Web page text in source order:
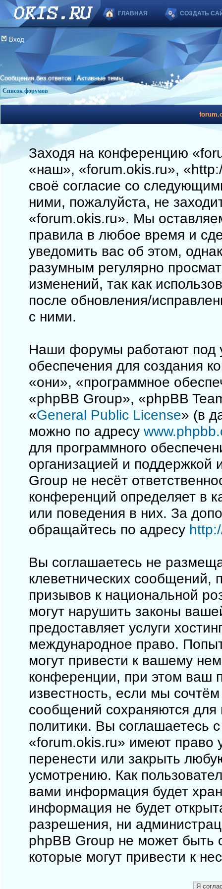
ГЛАВНАЯ СОЗДАТЬ
Вход
Сообщения без ответов |Активные темы
Список форумов
Заходя на конференцию
«наш», «forum.okis.ru»,
своё согласие со
ними, пожалуйста, не
«forum.okis.ru». Мы
правила в любое время и
уведомить вас об этом,
разумным регулярно
изменений, так как
после обновления/
с ними.
Наши форумы работают под
обеспечения для создания
«они», «программное
«phpBB Group», «phpBB
«General Public License» (в
можно по адресу
для программного
организацией и поддержкой
Group не несёт
конференций определяет в
или поведения в них. За
обращайтесь по адресу
Вы соглашаетесь не
клеветнических сообщений,
призывов к национальной
могут нарушить законы
предоставляет услуги
международное право.
могут привести к вашему
конференции, при этом ваш
известность, если мы
сообщений сохраняются для
политики. Вы соглашаетесь
«forum.okis.ru» имеют право
перенести или закрыть
усмотрению. Как
вами информация будет
информация не будет
разрешения, ни
phpBB Group не может быть
которые могут привести к